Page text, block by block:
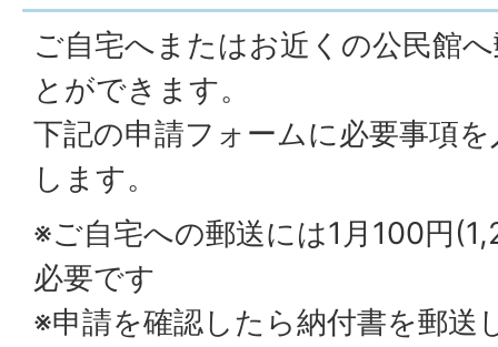
ご自宅へまたはお近くの公民館
とができます。
下記の申請フォームに必要事項
します。
※ご自宅への郵送には1月100円
必要です
※申請を確認したら納付書を郵送